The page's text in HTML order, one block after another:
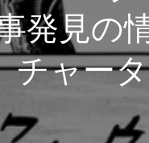
発見の
チャー